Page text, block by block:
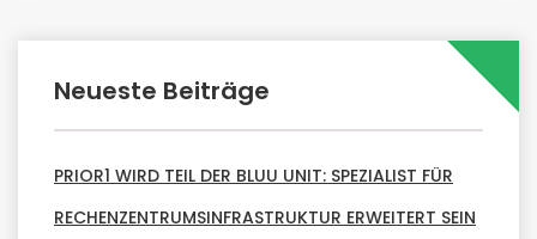
Neueste Beiträge
PRIOR1 WIRD TEIL DER BLUU UNIT: SPEZIALIST FÜR
RECHENZENTRUMSINFRASTRUKTUR ERWEITERT SEIN